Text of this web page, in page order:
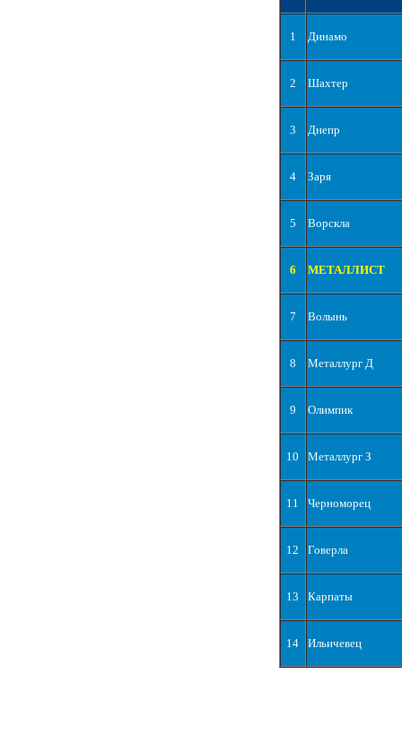
1 Динамо
2 Шахтер
3 Днепр
4 Заря
5 Ворскла
6 МЕТАЛЛИСТ
7 Волынь
8 Металлург Д
9 Олимпик
10 Металлург З
11 Черноморец
12 Говерла
13 Карпаты
14 Ильичевец